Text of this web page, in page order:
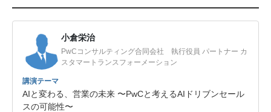
小倉栄治
PwCコンサルティング合同会社 執行役員 パートナー カ
スタマートランスフォーメーション
講演テーマ
AIと変わる、営業の未来 〜PwCと考えるAIドリブンセール
スの可能性〜